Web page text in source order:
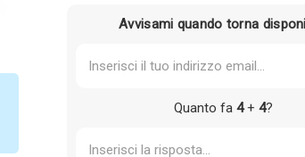
Avvisami quando torna
Quanto fa 4+ 4?